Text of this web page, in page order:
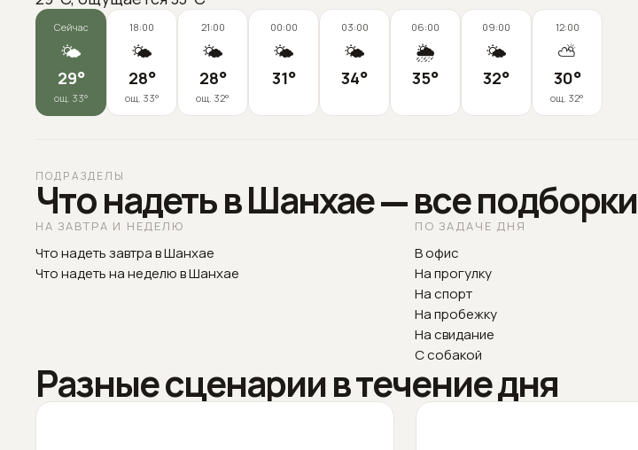
Сейчас
🌤️
29°
ощ. 33°
18:00
🌤️
28°
ощ. 33°
21:00
🌤️
28°
ощ. 32°
00:00
🌤️
31°
03:00
🌤️
34°
06:00
🌦️
35°
09:00
🌤️
32°
12:00
⛅
30°
ощ. 32°
ПОДРАЗДЕЛЫ
Что надеть в Шанхае — все подборки
НА ЗАВТРА И НЕДЕЛЮ
Что надеть завтра в Шанхае
Что надеть на неделю в Шанхае
ПО ЗАДАЧЕ ДНЯ
В офис
На прогулку
На спорт
На пробежку
На свидание
С собакой
Разные сценарии в течение дня